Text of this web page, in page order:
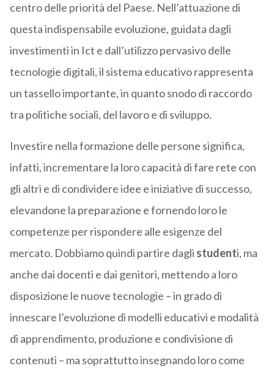
centro delle priorità del Paese. Nell’attuazione di
questa indispensabile evoluzione, guidata dagli
investimenti in Ict e dall’utilizzo pervasivo delle
tecnologie digitali, il sistema educativo rappresenta
un tassello importante, in quanto snodo di raccordo
tra politiche sociali, del lavoro e di sviluppo.
Investire nella formazione delle persone significa,
infatti, incrementare la loro capacità di fare rete con
gli altri e di condividere idee e iniziative di successo,
elevandone la preparazione e fornendo loro le
competenze per rispondere alle esigenze del
mercato. Dobbiamo quindi partire dagli studenti, ma
anche dai docenti e dai genitori, mettendo a loro
disposizione le nuove tecnologie – in grado di
innescare l’evoluzione di modelli educativi e modalità
di apprendimento, produzione e condivisione di
contenuti – ma soprattutto insegnando loro come